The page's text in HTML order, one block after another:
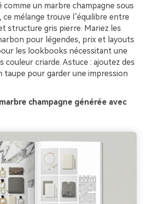
comme un marbre champagne sous
ce mélange trouve l’équilibre entre
structure gris pierre. Mariez les
pour légendes, prix et layouts
les lookbooks nécessitant une
couleur criarde. Astuce : ajoutez des
taupe pour garder une impression
champagne générée avec